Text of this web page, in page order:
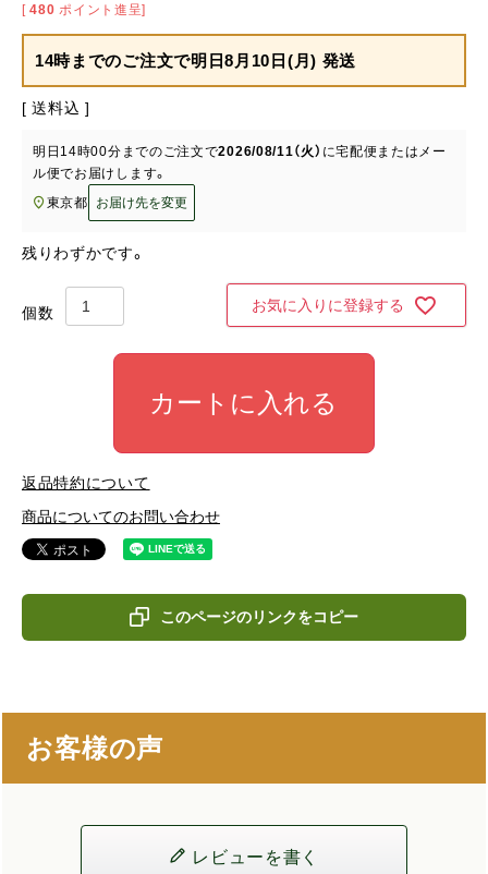
[ 480 ポイント進呈]
14時までのご注文で明日8月10日(月) 発送
送料込
明日 14時00分 までのご注文で2026/08/11（火） に宅配便またはメー
ル便でお届けします。
東京都
お届け先を変更
残りわずかです。
お気に入りに登録する
カートに入れる
返品特約について
商品についてのお問い合わせ
このページのリンクをコピー
お客様の声
レビューを書く